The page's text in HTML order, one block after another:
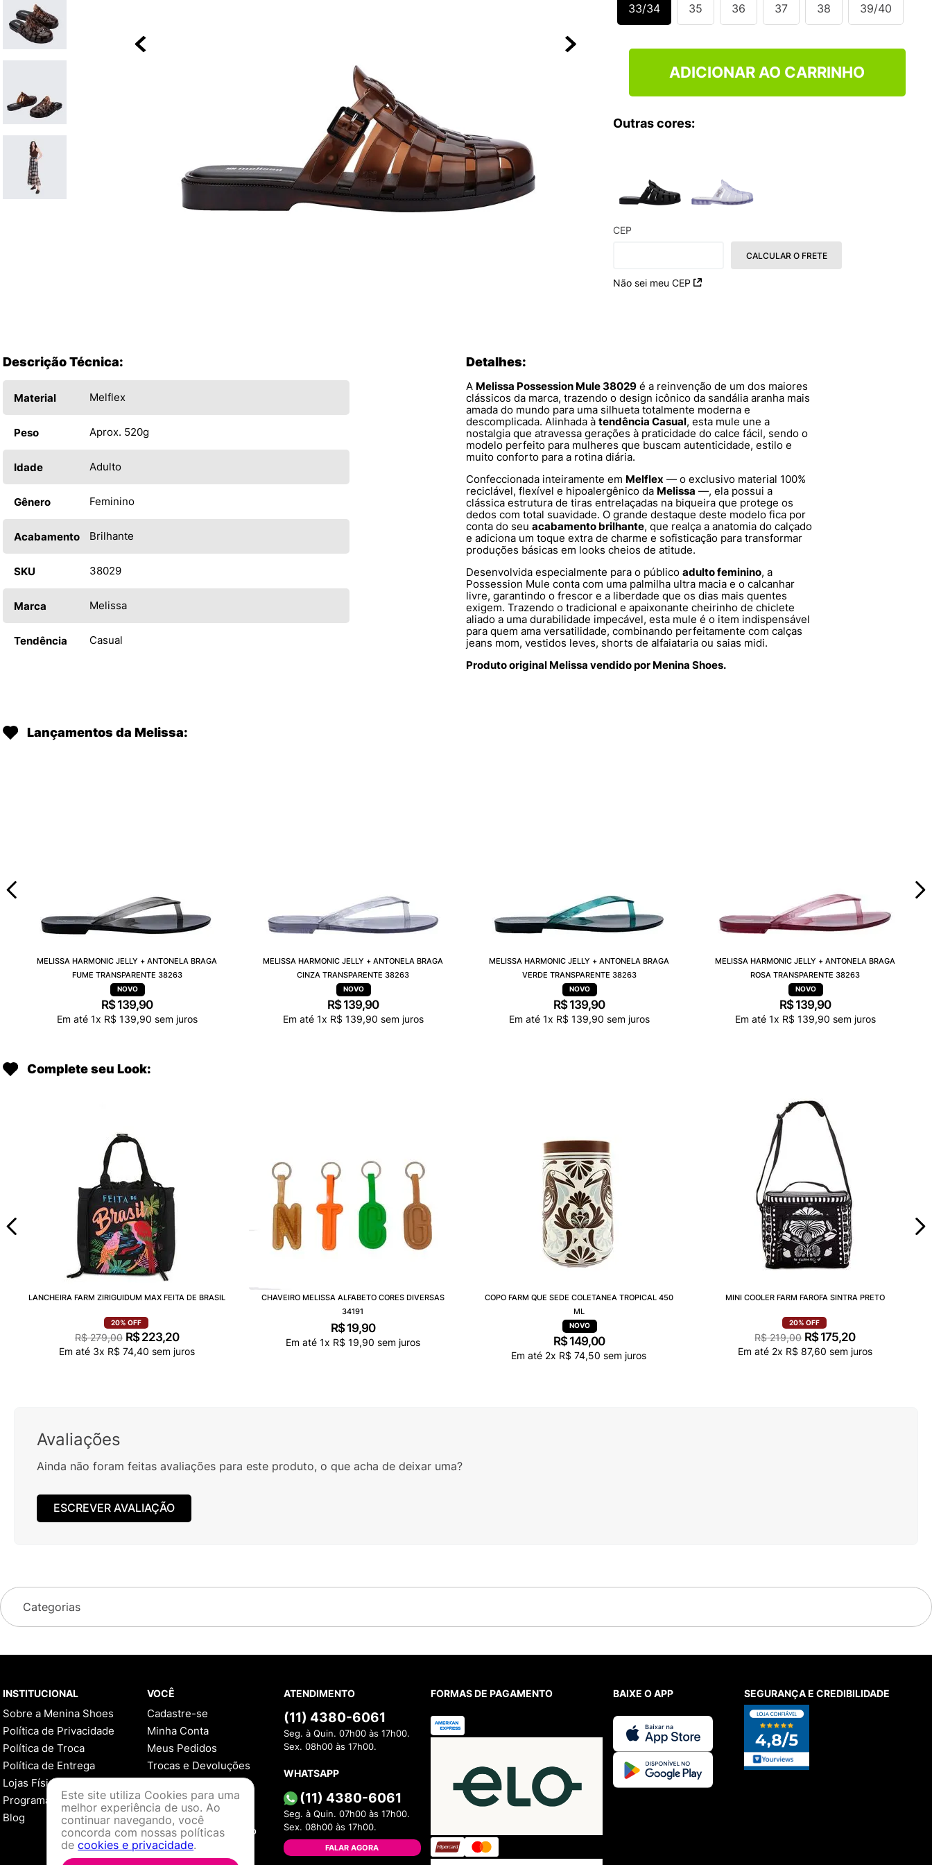
33/34 35 36 37 38 39/40
ADICIONAR AO CARRINHO
Outras cores:
CEP
Não sei meu CEP
CALCULAR O FRETE
Descrição Técnica:
Material Melflex
Peso Aprox. 520g
Idade Adulto
Gênero Feminino
Acabamento Brilhante
SKU 38029
Marca Melissa
Tendência Casual
Detalhes:
A Melissa Possession Mule 38029 é a reinvenção de um dos maiores
clássicos da marca, trazendo o design icônico da sandália aranha mais
amada do mundo para uma silhueta totalmente moderna e
descomplicada. Alinhada à tendência Casual, esta mule une a
nostalgia que atravessa gerações à praticidade do calce fácil, sendo o
modelo perfeito para mulheres que buscam autenticidade, estilo e
muito conforto para a rotina diária.
Confeccionada inteiramente em Melflex — o exclusivo material 100%
reciclável, flexível e hipoalergênico da Melissa —, ela possui a
clássica estrutura de tiras entrelaçadas na biqueira que protege os
dedos com total suavidade. O grande destaque deste modelo fica por
conta do seu acabamento brilhante, que realça a anatomia do calçado
e adiciona um toque extra de charme e sofisticação para transformar
produções básicas em looks cheios de atitude.
Desenvolvida especialmente para o público adulto feminino, a
Possession Mule conta com uma palmilha ultra macia e o calcanhar
livre, garantindo o frescor e a liberdade que os dias mais quentes
exigem. Trazendo o tradicional e apaixonante cheirinho de chiclete
aliado a uma durabilidade impecável, esta mule é o item indispensável
para quem ama versatilidade, combinando perfeitamente com calças
jeans mom, vestidos leves, shorts de alfaiataria ou saias midi.
Produto original Melissa vendido por Menina Shoes.
Lançamentos da Melissa:
MELISSA HARMONIC JELLY + ANTONELA BRAGA
FUME TRANSPARENTE 38263
R$ 139,90
Em até 1x R$ 139,90 sem juros
MELISSA HARMONIC JELLY + ANTONELA BRAGA
CINZA TRANSPARENTE 38263
R$ 139,90
Em até 1x R$ 139,90 sem juros
MELISSA HARMONIC JELLY + ANTONELA BRAGA
VERDE TRANSPARENTE 38263
R$ 139,90
Em até 1x R$ 139,90 sem juros
MELISSA HARMONIC JELLY + ANTONELA BRAGA
ROSA TRANSPARENTE 38263
R$ 139,90
Em até 1x R$ 139,90 sem juros
Complete seu Look:
LANCHEIRA FARM ZIRIGUIDUM MAX FEITA DE BRASIL
20% OFF
R$ 279,00 R$ 223,20
Em até 3x R$ 74,40 sem juros
CHAVEIRO MELISSA ALFABETO CORES DIVERSAS
34191
R$ 19,90
Em até 1x R$ 19,90 sem juros
COPO FARM QUE SEDE COLETANEA TROPICAL 450
ML
R$ 149,00
Em até 2x R$ 74,50 sem juros
MINI COOLER FARM FAROFA SINTRA PRETO
20% OFF
R$ 219,00 R$175,20
Em até 2x R$ 87,60 sem juros
Avaliações
Ainda não foram feitas avaliações para este produto, o que acha de deixar uma?
ESCREVER AVALIAÇÃO
Categorias
INSTITUCIONAL
Sobre a Menina Shoes
Política de Privacidade
Política de Troca
Política de Entrega
Lojas Físicas
Programa de Fidelidade
Blog
VOCÊ
Cadastre-se
Minha Conta
Meus Pedidos
Trocas e Devoluções
AJUDA
Como Comprar
Formas de Pagamento
Política de Troca
ATENDIMENTO
(11) 4380-6061
Seg. à Quin. 07h00 às 17h00.
Sex. 08h00 às 17h00.
WHATSAPP
(11) 4380-6061
Seg. à Quin. 07h00 às 17h00.
Sex. 08h00 às 17h00.
FALAR AGORA
FORMAS DE PAGAMENTO BAIXE O APP SEGURANÇA E CREDIBILIDADE
Este site utiliza Cookies para uma
melhor experiência de uso. Ao
continuar navegando, você
concorda com nossas políticas
decookies e privacidade.